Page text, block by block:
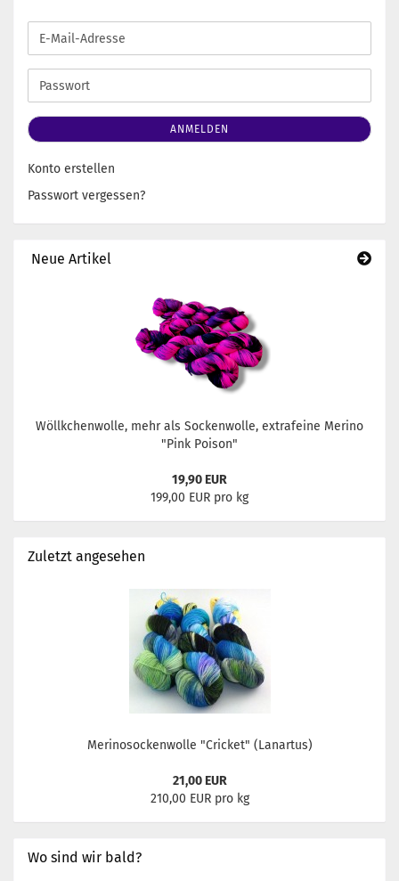
E-
Mail-
Adresse
Passwort
ANMELDEN
Konto erstellen
Passwort vergessen?
Neue Artikel
Wöllkchenwolle, mehr als Sockenwolle, extrafeine Merino
"Pink Poison"
19,90 EUR
199,00 EUR pro kg
Zuletzt angesehen
Merinosockenwolle "Cricket" (Lanartus)
21,00 EUR
210,00 EUR pro kg
Wo sind wir bald?